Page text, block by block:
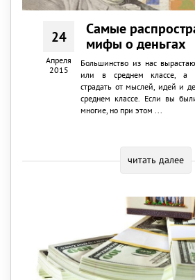
24
Апреля
2015
Самые
мифы о деньгах
Большинство из нас
или в среднем классе, а
страдать от мыслей, идей и
среднем классе. Если вы
многие, но при этом ...
читать далее